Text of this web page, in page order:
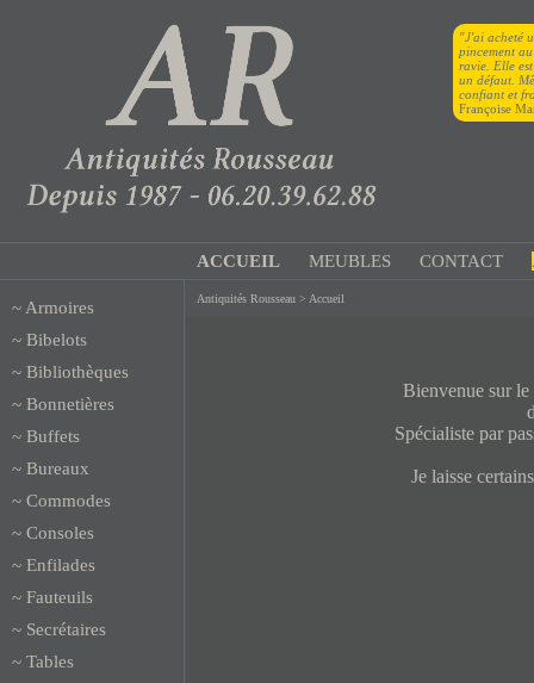
"J'ai acheté
pincement
ravie. Elle
un défaut.
confiant et
Françoise
ACCUEIL MEUBLES CONTACT
~ Armoires
~ Bibelots
~ Bibliothèques
~ Bonnetières
~ Buffets
~ Bureaux
~ Commodes
~ Consoles
~ Enfilades
~ Fauteuils
~ Secrétaires
~ Tables
Antiquités Rousseau > Accueil
Bienvenue sur
Spécialiste par
Je laisse